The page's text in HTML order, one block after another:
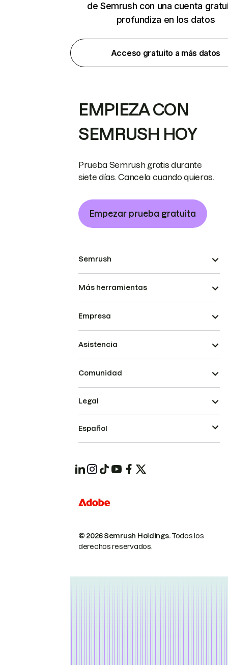
de Semrush con una cuenta
profundiza en los datos
Acceso gratuito a más datos
EMPIEZA CON
SEMRUSH HOY
Prueba Semrush gratis durante
siete días. Cancela cuando quieras.
Empezar prueba gratuita
Semrush
Más herramientas
Empresa
Asistencia
Comunidad
© 2026 Semrush Holdings.Todos los
derechos reservados.
Legal
Español